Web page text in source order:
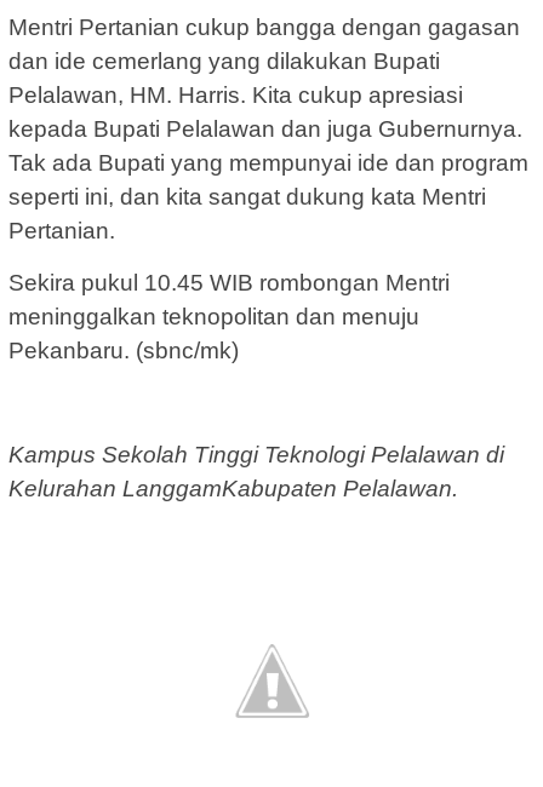
Mentri Pertanian cukup bangga dengan gagasan
dan ide cemerlang yang dilakukan Bupati
Pelalawan, HM. Harris. Kita cukup apresiasi
kepada Bupati Pelalawan dan juga Gubernurnya.
Tak ada Bupati yang mempunyai ide dan program
seperti ini, dan kita sangat dukung kata Mentri
Pertanian.
Sekira pukul 10.45 WIB rombongan Mentri
meninggalkan teknopolitan dan menuju
Pekanbaru. (sbnc/mk)
Kampus Sekolah Tinggi Teknologi Pelalawan di
Kelurahan LanggamKabupaten Pelalawan.